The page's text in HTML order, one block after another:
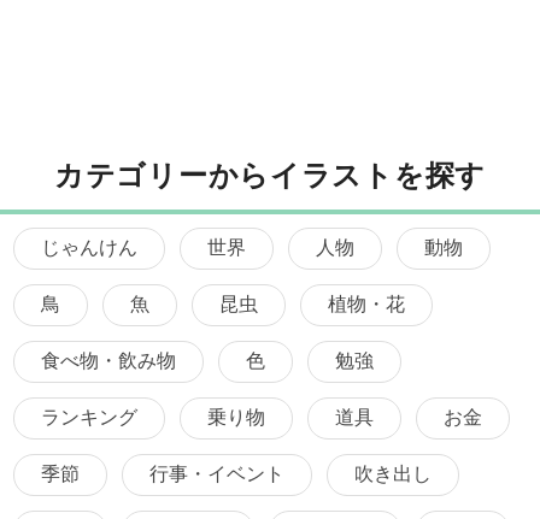
カテゴリーからイラストを探す
じゃんけん 世界 人物 動物
鳥 魚 昆虫 植物・花
食べ物・飲み物 色 勉強
ランキング 乗り物 道具 お金
季節 行事・イベント 吹き出し